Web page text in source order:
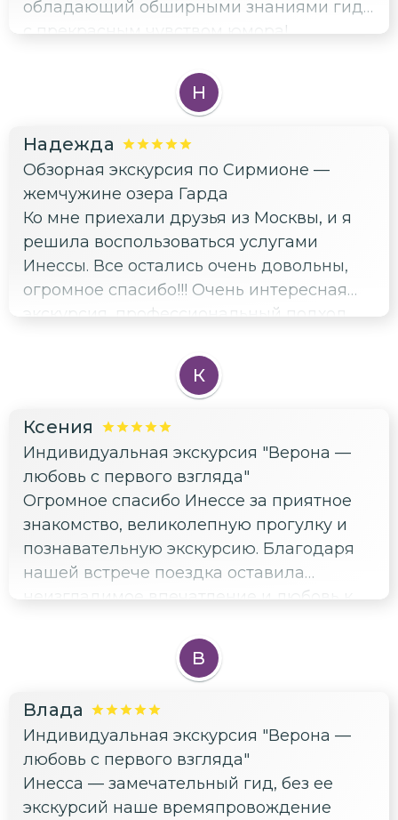
обладающий обширными знаниями гид,
с прекрасным чувством юмора!
подробностями, а не только лишь сухими
фактами. Всегда радуют новые знания о
фактах. Сирмионе прекрасен, но в
компании с Инессой — это любовь на
долгие годы! Однозначно рекомендую!
Н
Надежда
Обзорная экскурсия по Сирмионе —
жемчужине озера Гарда
Ко мне приехали друзья из Москвы, и я
решила воспользоваться услугами
Инессы. Все остались очень довольны,
огромное спасибо!!! Очень интересная
экскурсия, профессиональный подход,
много интересных подробностей.
Настоятельно рекомендую!!! Bravо!!! ❤️
К
Ксения
Индивидуальная экскурсия "Верона —
любовь с первого взгляда"
Огромное спасибо Инессе за приятное
знакомство, великолепную прогулку и
познавательную экскурсию. Благодаря
нашей встрече поездка оставила
неизгладимое впечатление и любовь к
в следующем году!
В
Влада
Индивидуальная экскурсия "Верона —
любовь с первого взгляда"
Инесса — замечательный гид, без ее
экскурсий наше времяпровождение